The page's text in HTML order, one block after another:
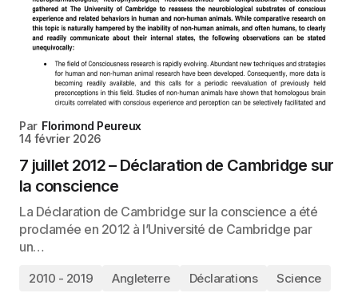
Par Florimond Peureux
14 février 2026
7 juillet 2012 – Déclaration de Cambridge sur
la conscience
La Déclaration de Cambridge sur la conscience a été
proclamée en 2012 à l’Université de Cambridge par
un…
2010 - 2019 Angleterre Déclarations Science